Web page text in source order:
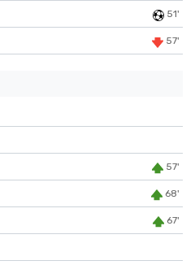
51'
57'
57'
68'
67'